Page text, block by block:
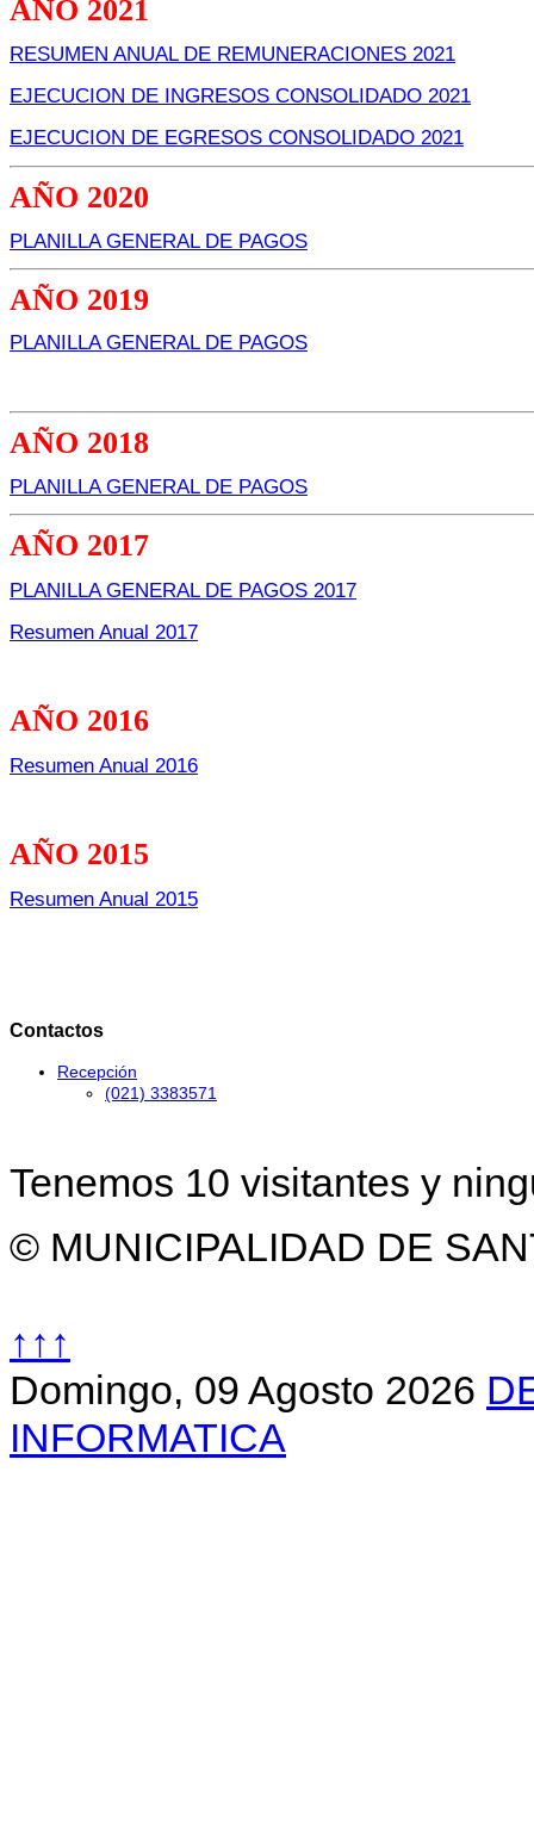
AÑO 2021
RESUMEN ANUAL DE REMUNERACIONES 2021
EJECUCION DE INGRESOS CONSOLIDADO 2021
EJECUCION DE EGRESOS CONSOLIDADO 2021
AÑO 2020
PLANILLA GENERAL DE PAGOS
AÑO 2019
PLANILLA GENERAL DE PAGOS
AÑO 2018
PLANILLA GENERAL DE PAGOS
AÑO 2017
PLANILLA GENERAL DE PAGOS 2017
Resumen Anual 2017
AÑO 2016
Resumen Anual 2016
AÑO 2015
Resumen Anual 2015
Contactos
Recepción
(021) 3383571
Tenemos 10 visitantes y
© MUNICIPALIDAD DE
↑↑↑
Domingo, 09 Agosto 2026
INFORMATICA